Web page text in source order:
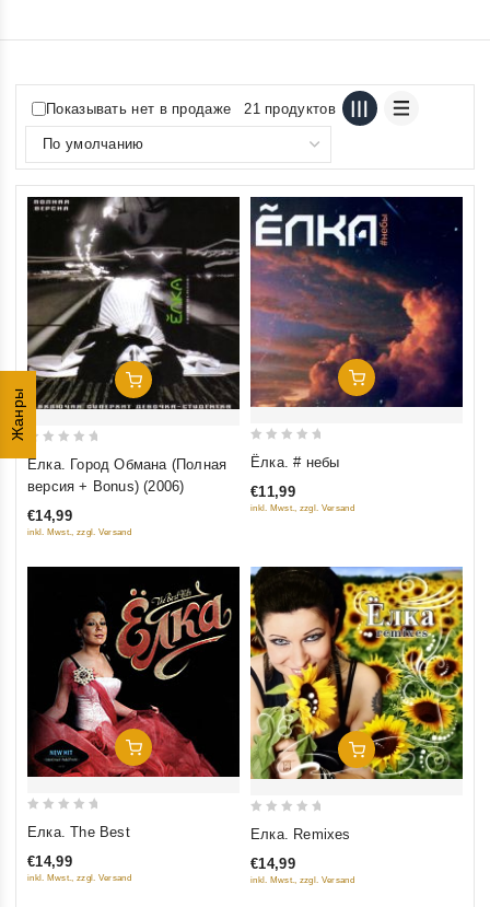
Жанры
Показывать нет в продаже 21 продуктов
Добавить В Корзину
5
Елка. Город Обмана (Полная
версия + Bonus) (2006)
€14,99
inkl. Mwst., zzgl. Versand
Добавить В Корзину
0
of
Ёлка. # небы
€11,99
inkl. Mwst., zzgl. Versand
Добавить В Корзину
of
Елка. The Best
€14,99
inkl. Mwst., zzgl. Versand
Добавить В Корзину
of
Елка. Remixes
€14,99
inkl. Mwst., zzgl. Versand